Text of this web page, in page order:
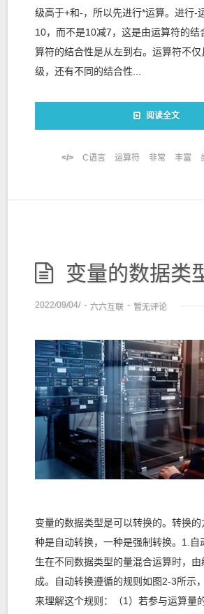
级高于+和-，所以先进行*运算。进行-
10，而不是10减7，这是由运算符的结
算符的结合性是从左到右。运算符不
级，还有不同的结合性...
阅读全文
C语言 运算符 非常 丰富
变量的数据类型是可
2022/09/04/ - 六六互联 - 暂无评论
变量的数据类型是可以转换的。转换
种是自动转换，一种是强制转换。1.自
生在不同数据类型的量混合运算时，
成。自动转换遵循的规则如图2-3所示
来理解这个规则：（1）若参与运算量